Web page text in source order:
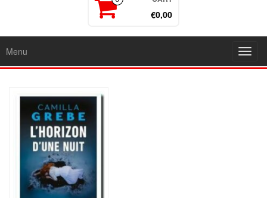
€0,00
Menu